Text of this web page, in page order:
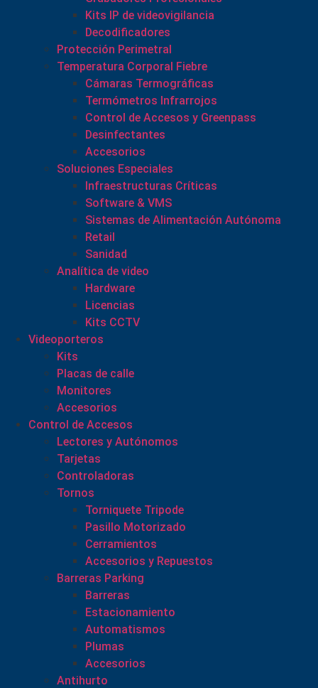
Kits IP de videovigilancia
Decodificadores
Protección Perimetral
Temperatura Corporal Fiebre
Cámaras Termográficas
Termómetros Infrarrojos
Control de Accesos y Greenpass
Desinfectantes
Accesorios
Soluciones Especiales
Infraestructuras Críticas
Software & VMS
Sistemas de Alimentación Autónoma
Retail
Sanidad
Analítica de video
Hardware
Licencias
Kits CCTV
Videoporteros
Kits
Placas de calle
Monitores
Accesorios
Control de Accesos
Lectores y Autónomos
Tarjetas
Controladoras
Tornos
Torniquete Tripode
Pasillo Motorizado
Cerramientos
Accesorios y Repuestos
Barreras Parking
Barreras
Estacionamiento
Automatismos
Plumas
Accesorios
Antihurto